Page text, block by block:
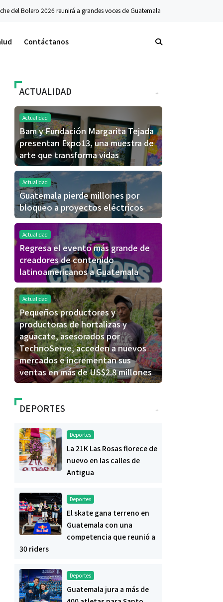
2026 reunirá a grandes voces de Guatemala y México en el Teatro Nacional
Contáctanos
+
ACTUALIDAD
Actualidad
Bam y Fundación Margarita Tejada
presentan Expo13, una muestra de
arte que transforma vidas
Actualidad
Guatemala pierde millones por
bloqueo a proyectos eléctricos
Actualidad
Regresa el evento más grande de
creadores de contenido
latinoamericanos a Guatemala
Actualidad
Pequeños productores y
productoras de hortalizas y
aguacate, asesorados por
TechnoServe, acceden a nuevos
mercados e incrementan sus
ventas en más de US$2.8 millones
+
DEPORTES
Deportes
La 21K Las Rosas florece de
nuevo en las calles de
Antigua
Deportes
El skate gana terreno en
Guatemala con una
competencia que reunió a
30 riders
Deportes
Guatemala jura a más de